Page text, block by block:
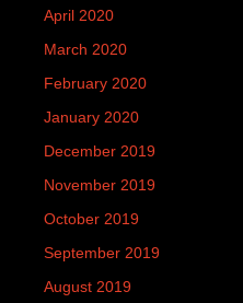
April 2020
March 2020
February 2020
January 2020
December 2019
November 2019
October 2019
September 2019
August 2019